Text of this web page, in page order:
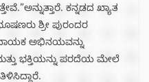
ಕನ್ನಡದ ಖ್ಯಾತ
ಶ್ರೀ ಪುರಂದರ
ಅಭಿನಯವನ್ನು
ಭಕ್ತಿಯನ್ನು ಪರದೆಯ ಮೇಲೆ